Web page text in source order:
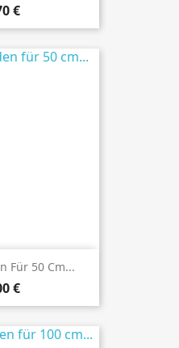
€
Für 50 Cm...
€